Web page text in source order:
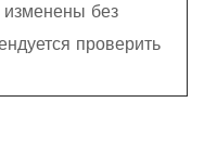
изменены без
проверить